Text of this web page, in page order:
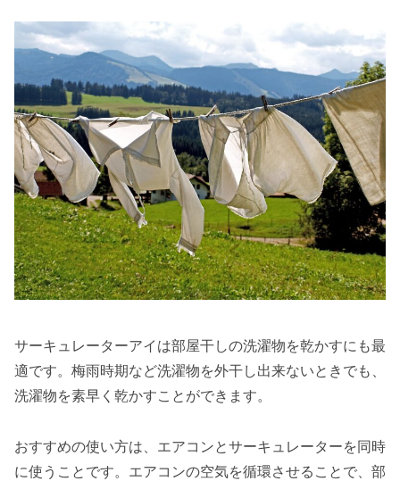
サーキュレーターアイは部屋干しの洗濯物を乾かすにも最
適です。梅雨時期など洗濯物を外干し出来ないときでも、
洗濯物を素早く乾かすことができます。
おすすめの使い方は、エアコンとサーキュレーターを同時
に使うことです。エアコンの空気を循環させることで、部